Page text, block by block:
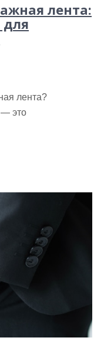
лента:
лента?
— это